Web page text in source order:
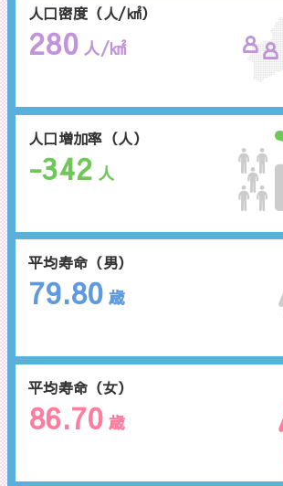
人口密度（人/㎢）
280 人/㎢
平均寿命（男）
79.80 歳
人口増加率（人）
-342 人
平均寿命（女）
86.70 歳